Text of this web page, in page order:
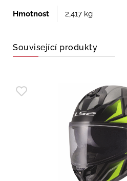
Hmotnost 2,417 kg
Související produkty